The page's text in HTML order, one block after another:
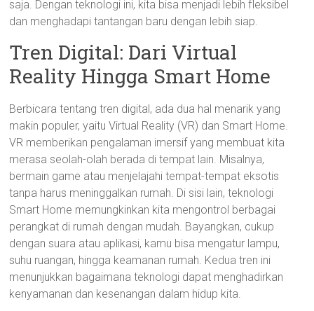
saja. Dengan teknologi ini, kita bisa menjadi lebih fleksibel
dan menghadapi tantangan baru dengan lebih siap.
Tren Digital: Dari Virtual
Reality Hingga Smart Home
Berbicara tentang tren digital, ada dua hal menarik yang
makin populer, yaitu Virtual Reality (VR) dan Smart Home.
VR memberikan pengalaman imersif yang membuat kita
merasa seolah-olah berada di tempat lain. Misalnya,
bermain game atau menjelajahi tempat-tempat eksotis
tanpa harus meninggalkan rumah. Di sisi lain, teknologi
Smart Home memungkinkan kita mengontrol berbagai
perangkat di rumah dengan mudah. Bayangkan, cukup
dengan suara atau aplikasi, kamu bisa mengatur lampu,
suhu ruangan, hingga keamanan rumah. Kedua tren ini
menunjukkan bagaimana teknologi dapat menghadirkan
kenyamanan dan kesenangan dalam hidup kita.